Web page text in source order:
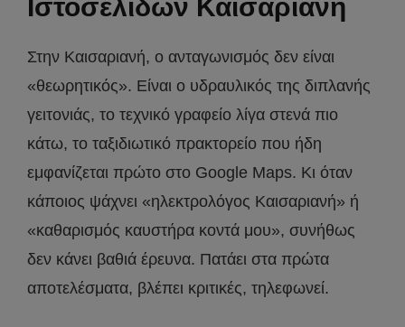
Ιστοσελίδων Καισαριανή
Στην Καισαριανή, ο ανταγωνισμός δεν είναι
«θεωρητικός». Είναι ο υδραυλικός της διπλανής
γειτονιάς, το τεχνικό γραφείο λίγα στενά πιο
κάτω, το ταξιδιωτικό πρακτορείο που ήδη
εμφανίζεται πρώτο στο Google Maps. Κι όταν
κάποιος ψάχνει «ηλεκτρολόγος Καισαριανή» ή
«καθαρισμός καυστήρα κοντά μου», συνήθως
δεν κάνει βαθιά έρευνα. Πατάει στα πρώτα
αποτελέσματα, βλέπει κριτικές, τηλεφωνεί.